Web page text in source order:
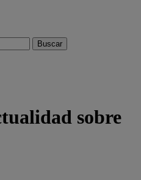
sobre